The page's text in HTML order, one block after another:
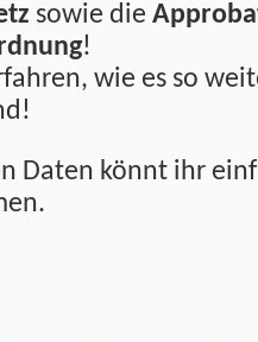
sowie die
!
wie es so
Daten könnt ihr